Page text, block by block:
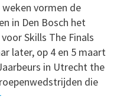
weken vormen de
in Den Bosch het
Skills The Finals
later, op 4 en 5 maart
in Utrecht the
die